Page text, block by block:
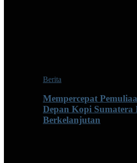
Berita
Mempercepat
Depan Kopi Sumatera
Berkelanjutan